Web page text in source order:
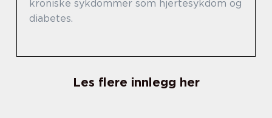
kroniske sykdommer som hjertesykdom og
diabetes.
Les flere innlegg her